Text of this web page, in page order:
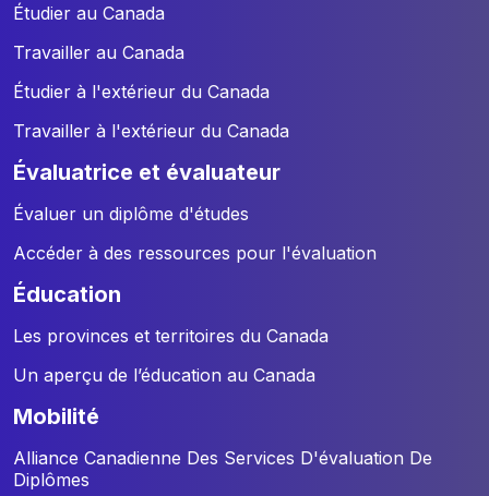
Étudier au Canada
Travailler au Canada
Étudier à l'extérieur du Canada
Travailler à l'extérieur du Canada
évaluatrice et évaluateur
Évaluer un diplôme d'études
Accéder à des ressources pour l'évaluation
éducation
Les provinces et territoires du Canada
Un aperçu de l’éducation au Canada
mobilité
Alliance Canadienne Des Services D'évaluation De
Diplômes